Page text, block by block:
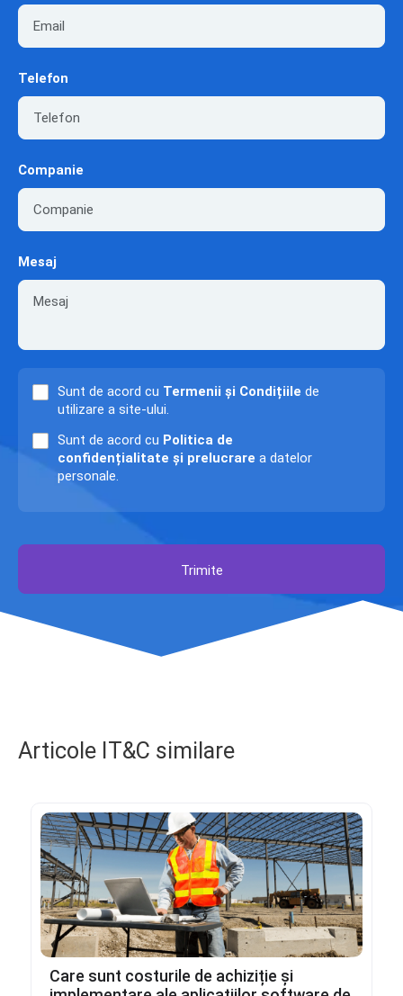
Telefon
Companie
Mesaj
Sunt de acord cu Termenii și Condițiile de
utilizare a site-ului.
Sunt de acord cu Politica de
confidențialitate și prelucrare a datelor
personale.
Trimite
Articole IT&C similare
Care sunt costurile de achiziție și